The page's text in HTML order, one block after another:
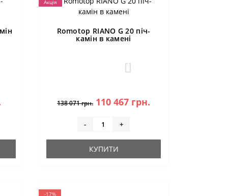
Акція
Romotop RIANO G 20 піч-
камін в камені
3
138 071 грн. 110 467 грн.
- +
КУПИТИ
-17%